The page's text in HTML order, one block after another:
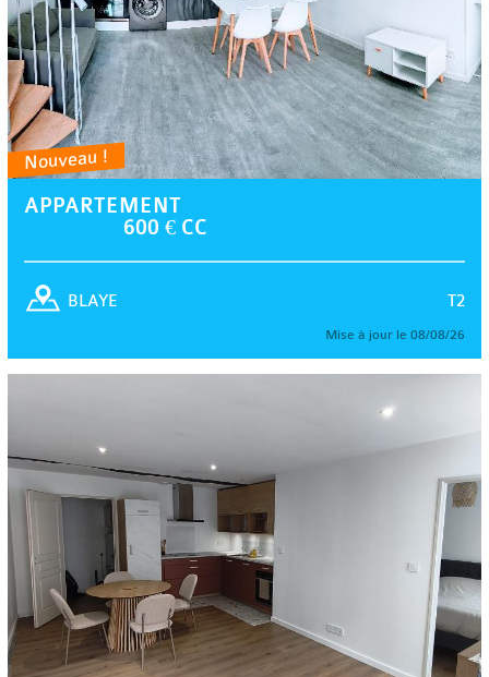
Nouveau !
APPARTEMENT
600 € CC
T2
BLAYE
Mise à jour le 08/08/26